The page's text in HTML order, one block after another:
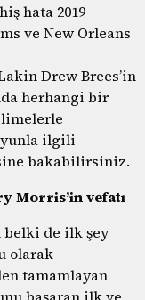
hata 2019
ve New Orleans
Drew Brees’in
herhangi bir
ilgili
bakabilirsiniz.
Morris’in vefatı
de ilk şey
olarak
tamamlayan